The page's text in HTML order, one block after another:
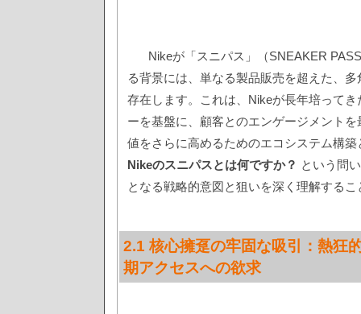
Nikeが「スニパス」（SNEAKER
る背景には、単なる製品販売を超えた、
存在します。これは、Nikeが長年培って
ーを基盤に、顧客とのエンゲージメント
値をさらに高めるためのエコシステム構
Nikeのスニパスとは何ですか？ という問
となる戦略的意図と狙いを深く理解する
2.1 核心擁趸の牢固な吸引：熱狂
期アクセスへの欲求